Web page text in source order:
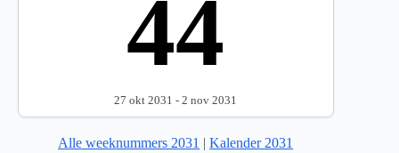
44
27 okt 2031 - 2 nov 2031
Alle weeknummers 2031 |Kalender 2031